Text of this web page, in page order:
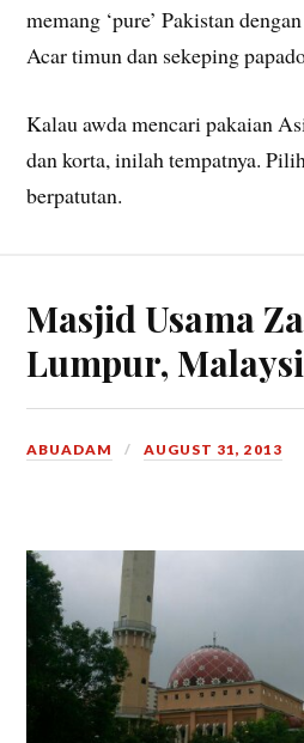
memang ‘pure’ Pakistan
Acar timun dan sekeping
Kalau awda mencari pakaian
dan korta, inilah tempatnya.
berpatutan.
Masjid Usama
Lumpur,
ABUADAM AUGUST 31, 2013